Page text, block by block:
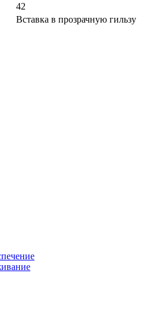
42
Вставка в прозрачную гильзу